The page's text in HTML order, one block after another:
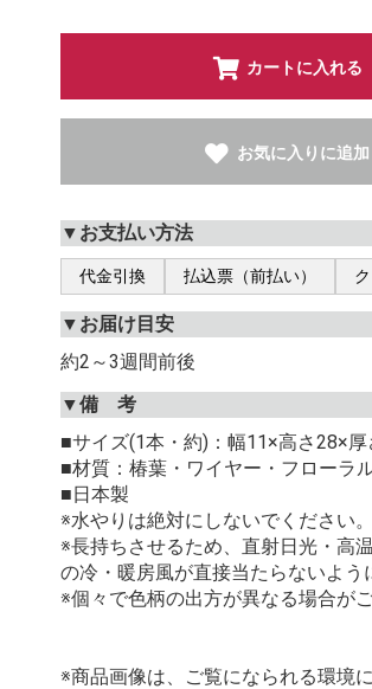
カートに入れる
お気に入りに追加
▼お支払い方法
代金引換 払込票（前払い）
▼お届け目安
約2～3週間前後
▼備 考
■サイズ(1本・約)：幅11×高さ28×
■材質：椿葉・ワイヤー・フローラ
■日本製
※水やりは絶対にしないでください。
※長持ちさせるため、直射日光・高
の冷・暖房風が直接当たらないよう
※個々で色柄の出方が異なる場合がご
※商品画像は、ご覧になられる環境